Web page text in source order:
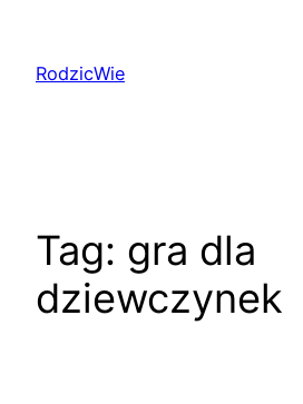
treściRodzicWie
Tag: gra dla
dziewczynek